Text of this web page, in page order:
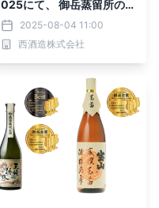
025にて、 御岳蒸留所の
「JAPANESE SINGLE MA
LT WHISKY 御岳 2025」
が、 金賞を受賞！
2025-08-04 11:00
西酒造株式会社